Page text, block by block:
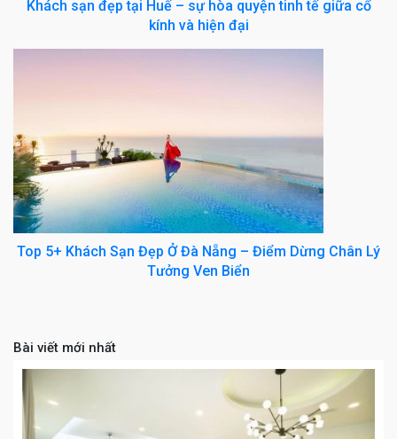
Khách sạn đẹp tại Huế – sự hòa quyện tinh tế giữa cổ
kính và hiện đại
Top 5+ Khách Sạn Đẹp Ở Đà Nẵng – Điểm Dừng Chân Lý
Tưởng Ven Biển
Bài viết mới nhất